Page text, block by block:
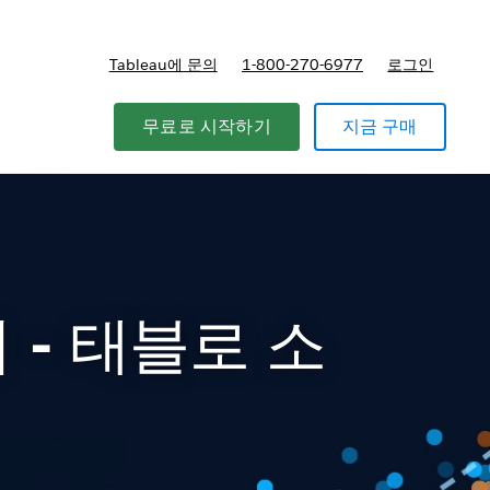
Tableau에 문의 1-800-270-6977 로그인
무료로 시작하기 지금 구매
- 태블로 소